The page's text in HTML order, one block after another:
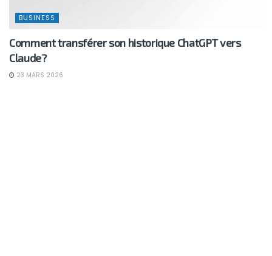
BUSINESS
Comment transférer son historique ChatGPT vers
Claude?
23 MARS 2026